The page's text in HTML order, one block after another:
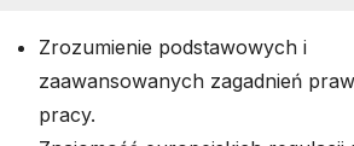
Zrozumienie podstawowych i
zaawansowanych zagadnień
pracy.